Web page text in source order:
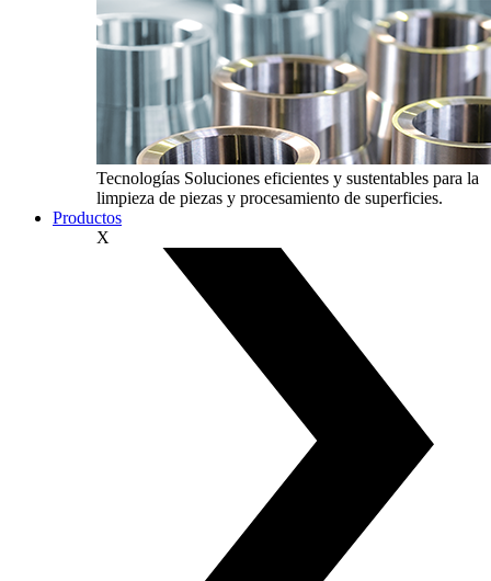
Tecnologías Soluciones eficientes y sustentables para la
limpieza de piezas y procesamiento de superficies.
Productos
X